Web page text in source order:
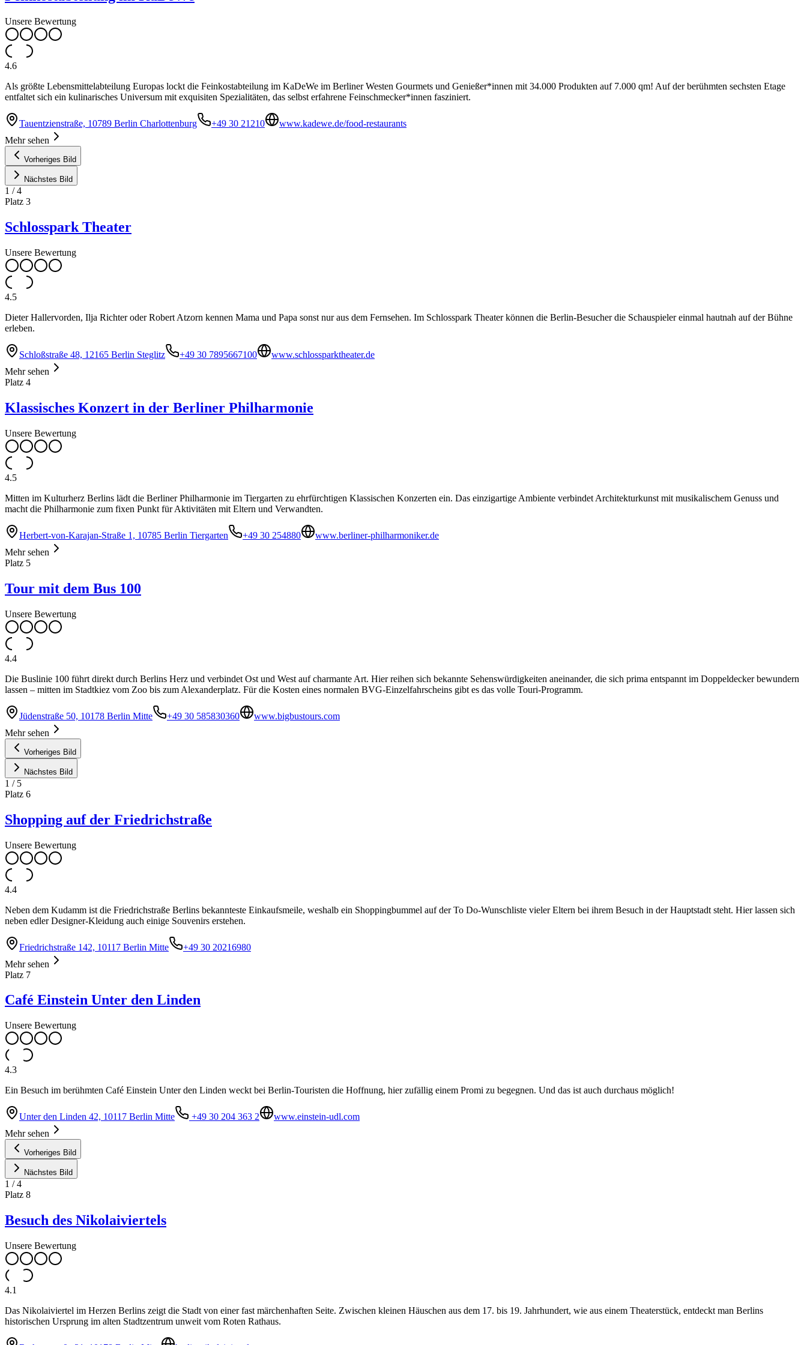
Unsere Bewertung
4.6
Als größte Lebensmittelabteilung Europas lockt die Feinkostabteilung im KaDeWe im Berliner Westen Gourmets und Genießer*innen mit 34.000 Produkten auf 7.000 qm! Auf der berühmten sechsten Etage
entfaltet sich ein kulinarisches Universum mit exquisiten Spezialitäten, das selbst erfahrene Feinschmecker*innen fasziniert.
Tauentzienstraße, 10789 Berlin Charlottenburg +49 30 21210
www.kadewe.de/food-restaurants
Mehr sehen
Vorheriges Bild
Nächstes Bild
1 /4
Platz 3
Schlosspark Theater
Unsere Bewertung
4.5
Dieter Hallervorden, Ilja Richter oder Robert Atzorn kennen Mama und Papa sonst nur aus dem Fernsehen. Im Schlosspark Theater können die Berlin-Besucher die Schauspieler einmal hautnah auf der Bühne
erleben.
Schloßstraße 48, 12165 Berlin Steglitz +49 30 7895667100
www.schlossparktheater.de
Mehr sehen
Platz 4
Klassisches Konzert in der Berliner Philharmonie
Unsere Bewertung
4.5
Mitten im Kulturherz Berlins lädt die Berliner Philharmonie im Tiergarten zu ehrfürchtigen Klassischen Konzerten ein. Das einzigartige Ambiente verbindet Architekturkunst mit musikalischem Genuss und
macht die Philharmonie zum fixen Punkt für Aktivitäten mit Eltern und Verwandten.
Herbert-von-Karajan-Straße 1, 10785 Berlin Tiergarten +49 30 254880
www.berliner-philharmoniker.de
Mehr sehen
Platz 5
Tour mit dem Bus 100
Unsere Bewertung
4.4
Die Buslinie 100 führt direkt durch Berlins Herz und verbindet Ost und West auf charmante Art. Hier reihen sich bekannte Sehenswürdigkeiten aneinander, die sich prima entspannt im Doppeldecker bewundern
lassen – mitten im Stadtkiez vom Zoo bis zum Alexanderplatz. Für die Kosten eines normalen BVG-Einzelfahrscheins gibt es das volle Touri-Programm.
Jüdenstraße 50, 10178 Berlin Mitte +49 30 585830360
www.bigbustours.com
Mehr sehen
Vorheriges Bild
Nächstes Bild
1 / 5
Platz 6
Shopping auf der Friedrichstraße
Unsere Bewertung
4.4
Neben dem Kudamm ist die Friedrichstraße Berlins bekannteste Einkaufsmeile, weshalb ein Shoppingbummel auf der To Do-Wunschliste vieler Eltern bei ihrem Besuch in der Hauptstadt steht. Hier lassen sich
neben edler Designer-Kleidung auch einige Souvenirs erstehen.
Friedrichstraße 142, 10117 Berlin Mitte
+49 30 20216980
Mehr sehen
Platz 7
Café Einstein Unter den Linden
Unsere Bewertung
4.3
Ein Besuch im berühmten Café Einstein Unter den Linden weckt bei Berlin-Touristen die Hoffnung, hier zufällig einem Promi zu begegnen. Und das ist auch durchaus möglich!
Unter den Linden 42, 10117 Berlin Mitte +49 30 204 363 2
www.einstein-udl.com
Mehr sehen
Vorheriges Bild
Nächstes Bild
1 /4
Platz 8
Besuch des Nikolaiviertels
Unsere Bewertung
4.1
Das Nikolaiviertel im Herzen Berlins zeigt die Stadt von einer fast märchenhaften Seite. Zwischen kleinen Häuschen aus dem 17. bis 19. Jahrhundert, wie aus einem Theaterstück, entdeckt man Berlins
historischen Ursprung im alten Stadtzentrum unweit vom Roten Rathaus.